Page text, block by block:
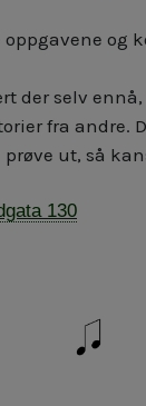
oppgavene og
der selv
fra andre.
ut, så
130